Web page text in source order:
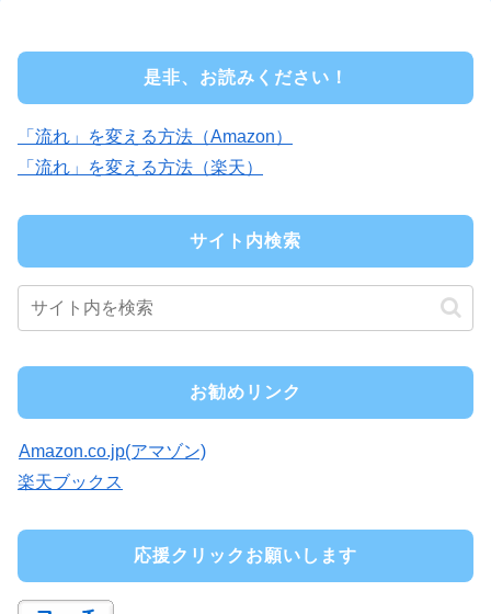
是非、お読みください！
「流れ」を変える方法（Amazon）
「流れ」を変える方法（楽天）
サイト内検索
お勧めリンク
Amazon.co.jp(アマゾン)
楽天ブックス
応援クリックお願いします